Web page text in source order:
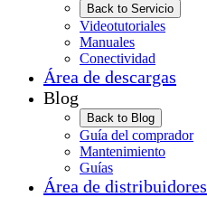
Back to Servicio
Videotutoriales
Manuales
Conectividad
Área de descargas
Blog
Back to Blog
Guía del comprador
Mantenimiento
Guías
Área de distribuidores